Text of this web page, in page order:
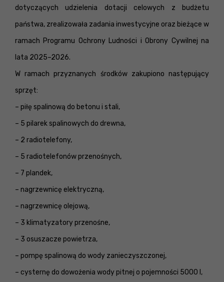
dotyczących udzielenia dotacji celowych z budżetu
państwa, zrealizowała zadania inwestycyjne oraz bieżące w
ramach Programu Ochrony Ludności i Obrony Cywilnej na
lata 2025–2026.
W ramach przyznanych środków zakupiono następujący
sprzęt:
– piłę spalinową do betonu i stali,
– 5 pilarek spalinowych do drewna,
– 2 radiotelefony,
– 5 radiotelefonów przenośnych,
– 7 plandek,
– nagrzewnicę elektryczną,
– nagrzewnicę olejową,
– 3 klimatyzatory przenośne,
– 3 osuszacze powietrza,
– pompę spalinową do wody zanieczyszczonej,
– cysternę do dowożenia wody pitnej o pojemności 5000 l,